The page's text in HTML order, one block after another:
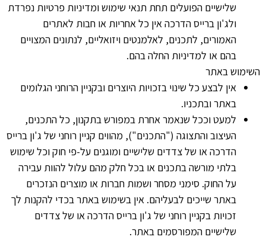
שלישיים הפועלים תחת תנאי שימוש ומדיניות פרטיות נפרדת
ולג'ון ברייס הדרכה אין כל אחריות או חבות לאתרים
האמורים, לתכנים, לאלמנטים ויזואליים, לנתונים המצויים
בהם או למדיניות החלה בהם.
השימוש באתר
אין לבצע כל שינוי בזכויות היוצרים ובקניין הרוחני הגלומים
באתר ובתכניו.
למעט וככל שנאמר אחרת במפורש בתקנון, כל התכנים,
העיצוב והתצוגה ("התכנים"), מהווים קניין רוחני של ג'ון ברייס
הדרכה או של צדדים שלישיים ומוגנים על-פי חוק וכל שימוש
בלתי מורשה בתכנים או בכל חלק מהם עלול להוות עבירה
על החוק. סימני מסחר ושמות חברות או מוצרים הנזכרים
באתר שייכים לבעליהם. אין בשימוש באתר בכדי להקנות לך
זכויות בקניין רוחני של ג'ון ברייס הדרכה או של צדדים
שלישיים המפורסמים באתר.